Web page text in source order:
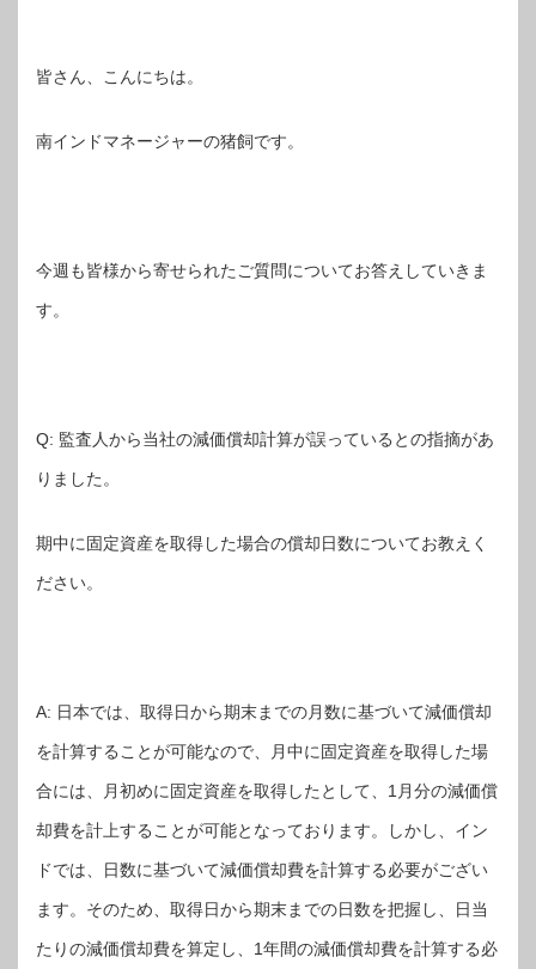
皆さん、こんにちは。
南インドマネージャーの猪飼です。
今週も皆様から寄せられたご質問についてお答えしていきま
す。
Q: 監査人から当社の減価償却計算が誤っているとの指摘があ
りました。
期中に固定資産を取得した場合の償却日数についてお教えく
ださい。
A: 日本では、取得日から期末までの月数に基づいて減価償却
を計算することが可能なので、月中に固定資産を取得した場
合には、月初めに固定資産を取得したとして、1月分の減価償
却費を計上することが可能となっております。しかし、イン
ドでは、日数に基づいて減価償却費を計算する必要がござい
ます。そのため、取得日から期末までの日数を把握し、日当
たりの減価償却費を算定し、1年間の減価償却費を計算する必